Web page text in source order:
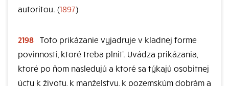
autoritou. (1897)
2198 Toto prikázanie vyjadruje v kladnej forme
povinnosti, ktoré treba plniť. Uvádza prikázania,
ktoré po ňom nasledujú a ktoré sa týkajú osobitnej
úcty k životu, k manželstvu, k pozemským dobrám a